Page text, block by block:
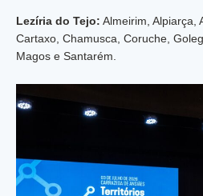
Lezíria do Tejo: Almeirim, Alpiarça,
Cartaxo, Chamusca, Coruche,
Magos e Santarém.